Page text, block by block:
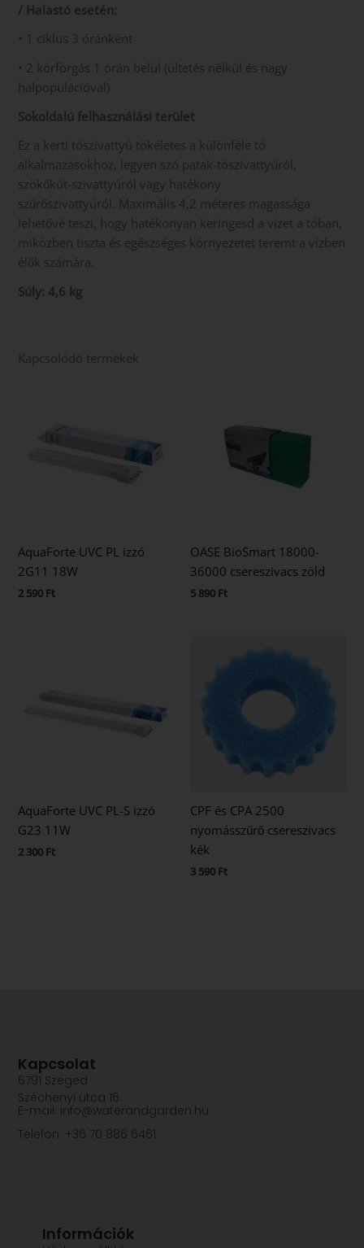
/ Halastó esetén:
• 1 ciklus 3 óránként
• 2 körforgás 1 órán belül (ültetés nélkül és nagy
halpopulációval)
Sokoldalú felhasználási terület
Ez a kerti tószivattyú tökéletes a különféle tó
alkalmazásokhoz, legyen szó patak-tószivattyúról,
szökőkút-szivattyúról vagy hatékony
szűrőszivattyúról. Maximális 4,2 méteres magassága
lehetővé teszi, hogy hatékonyan keringesd a vizet a tóban,
miközben tiszta és egészséges környezetet teremt a vízben
élők számára.
Súly: 4,6 kg
Kapcsolódó termékek
AquaForte UVC PL izzó
2G11 18W
2 590 Ft
OASE BioSmart 18000-
36000 csereszivacs zöld
5 890 Ft
AquaForte UVC PL-S izzó
G23 11W
2 300 Ft
CPF és CPA 2500
nyomásszűrő csereszivacs
kék
3 590 Ft
Információk
Kapcsolat
6791 Szeged
Széchenyi utca 16.
E-mail: info@waterandgarden.hu
Telefon: +36 70 886 6461